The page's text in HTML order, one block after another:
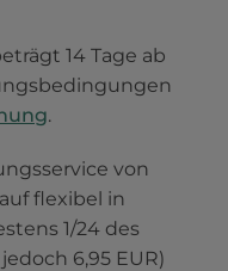
14 Tage ab
.
von
flexibel in
1/24 des
6,95 EUR)